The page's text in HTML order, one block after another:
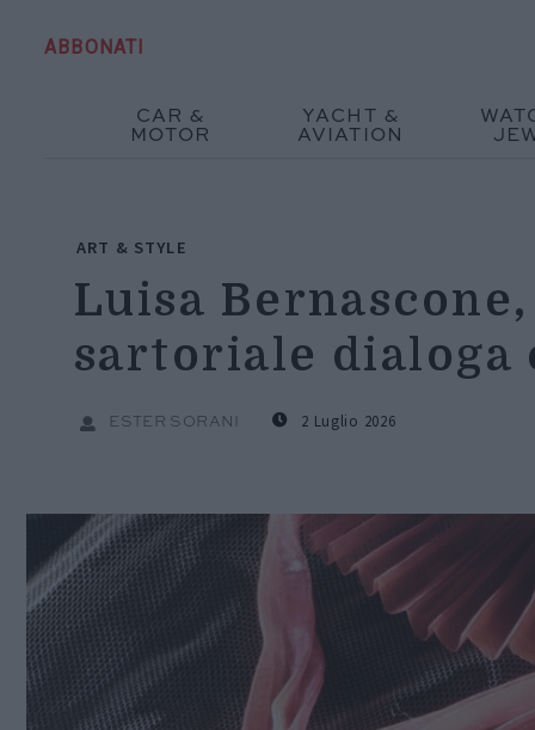
ABBONATI
CAR &
MOTOR
YACHT &
AVIATION
ART & STYLE
Luisa
sartoriale dialoga
ESTER SORANI 2 Luglio 2026